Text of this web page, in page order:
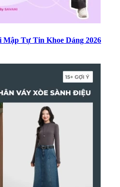
Mập Tự Tin Khoe Dáng 2026